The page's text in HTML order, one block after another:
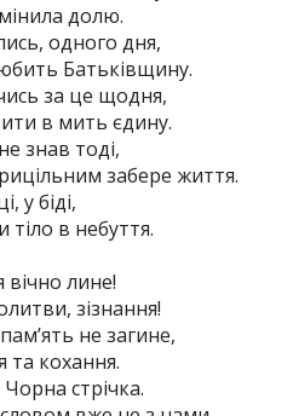
долю.
одного дня,
Батьківщину.
за це щодня,
в мить єдину.
знав тоді,
забере життя.
у біді,
тіло в небуття.
лине!
зізнання!
не загине,
та кохання.
стрічка.